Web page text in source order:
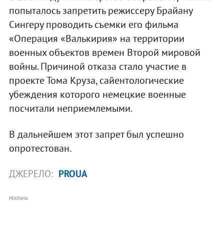
попыталось запретить режиссеру Брайану
Сингеру проводить съемки его фильма
«Операция «Валькирия» на территории
военных объектов времен Второй мировой
войны. Причиной отказа стало участие в
проекте Тома Круза, сайентологические
убеждения которого немецкие военные
посчитали неприемлемыми.
В дальнейшем этот запрет был успешно
опротестован.
ДЖЕРЕЛО: PROUA
РЕКЛАМА